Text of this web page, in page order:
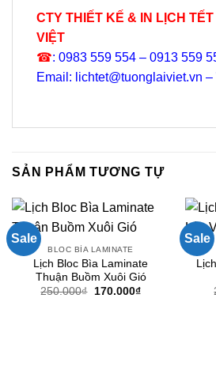
CTY THIẾT KẾ & IN LỊCH TẾT
VIỆT
☎: 0983 559 554 – 0913 559
Email: lichtet@tuonglaiviet.vn
SẢN PHẨM TƯƠNG TỰ
Sale
BLOC BÌA LAMINATE
Lịch Bloc Bìa Laminate
Thuận Buồm Xuôi Gió
250.000₫
Giá
170.000₫Giá
Sale